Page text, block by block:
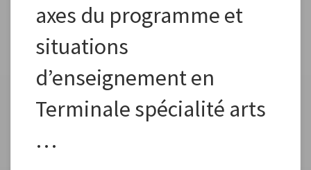
axes du programme et
situations
d’enseignement en
Terminale spécialité arts
…